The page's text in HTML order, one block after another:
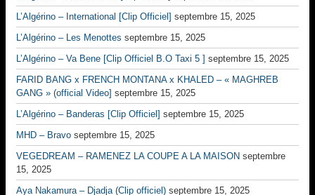
L’Algérino – International [Clip Officiel] septembre 15, 2025
L’Algérino – Les Menottes septembre 15, 2025
L’Algérino – Va Bene [Clip Officiel B.O Taxi 5 ] septembre 15, 2025
FARID BANG x FRENCH MONTANA x KHALED – « MAGHREB
GANG » (official Video] septembre 15, 2025
L’Algérino – Banderas [Clip Officiel] septembre 15, 2025
MHD – Bravo septembre 15, 2025
VEGEDREAM – RAMENEZ LA COUPE A LA MAISON septembre
15, 2025
Aya Nakamura – Djadja (Clip officiel) septembre 15, 2025